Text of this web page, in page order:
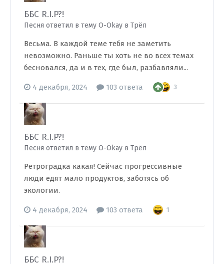
ББС R.I.P?!
Песня ответил в тему O-Okay в Трёп
Весьма. В каждой теме тебя не заметить
невозможно. Раньше ты хоть не во всех темах
бесновался, да и в тех, где был, разбавляли...
4 декабря, 2024 103 ответа 3
ББС R.I.P?!
Песня ответил в тему O-Okay в Трёп
Ретроградка какая! Сейчас прогрессивные
люди едят мало продуктов, заботясь об
экологии.
4 декабря, 2024 103 ответа 1
ББС R.I.P?!